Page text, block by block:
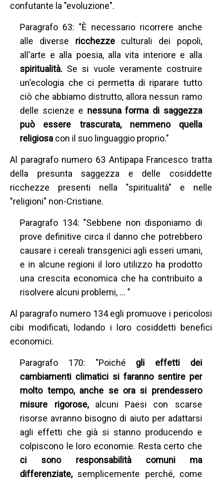
confutante la "evoluzione".
Paragrafo 63: "È necessario ricorrere anche
alle diverse ricchezzeculturali dei popoli,
all'arte e alla poesia, alla vita interiore e alla
spiritualità. Se si vuole veramente costruire
un'ecologia che ci permetta di riparare tutto
ciò che abbiamo distrutto, allora nessun ramo
delle scienze e nessuna forma di saggezza
può essere trascurata,
nemmeno quella
religiosa con il suo linguaggio proprio."
Al paragrafo numero 63 Antipapa Francesco tratta
della presunta saggezza e delle cosiddette
ricchezze presenti nella "spiritualità" e nelle
"religioni" non-Cristiane.
Paragrafo 134: "Sebbene non disponiamo di
prove definitive circa il danno che potrebbero
causare i cereali transgenici agli esseri umani,
e in alcune regioni il loro utilizzo ha prodotto
una crescita economica che ha contribuito a
risolvere alcuni problemi, … "
Al paragrafo numero 134 egli promuove i pericolosi
cibi modificati, lodando i loro cosiddetti benefici
economici.
Paragrafo 170: "Poiché gli effetti dei
cambiamenti climatici si faranno sentire per
molto tempo, anche se ora si prendessero
misure rigorose,alcuni Paesi con scarse
risorse avranno bisogno di aiuto per adattarsi
agli effetti che già si stanno producendo e
colpiscono le loro economie. Resta certo che
ci sono responsabilità comuni ma
differenziate,semplicemente perché, come